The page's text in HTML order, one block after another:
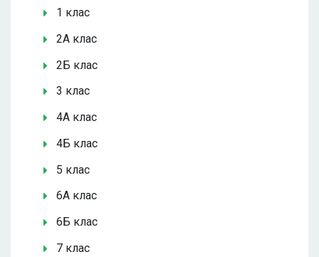
1 клас
2А клас
2Б клас
3 клас
4А клас
4Б клас
5 клас
6А клас
6Б клас
7 клас